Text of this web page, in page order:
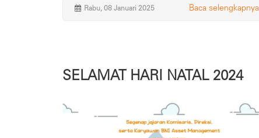
Rabu, 08 Januari 2025 Baca selengkapnya
SELAMAT HARI NATAL 2024